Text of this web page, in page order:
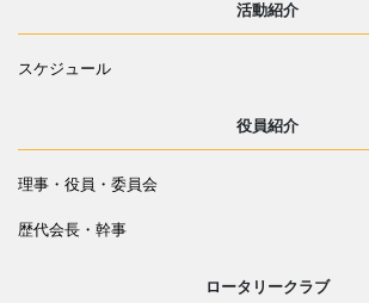
活動紹介
スケジュール
役員紹介
理事・役員・委員会
歴代会長・幹事
ロータリークラブ